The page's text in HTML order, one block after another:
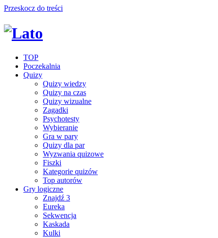
Przeskocz do treści
TOP
Poczekalnia
Quizy
Quizy wiedzy
Quizy na czas
Quizy wizualne
Zagadki
Psychotesty
Wybieranie
Gra w pary
Quizy dla par
Wyzwania quizowe
Fiszki
Kategorie quizów
Top autorów
Gry logiczne
Znajdź 3
Eureka
Sekwencja
Kaskada
Kulki